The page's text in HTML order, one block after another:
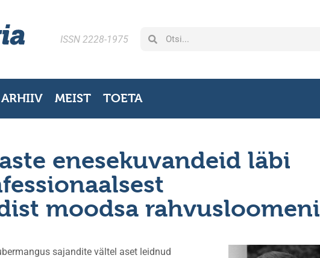
ISSN 2228-1975
ARHIIV MEIST TOETA
enesekuvandeid läbi
moodsa rahvusloomeni
sajandite vältel aset leidnud